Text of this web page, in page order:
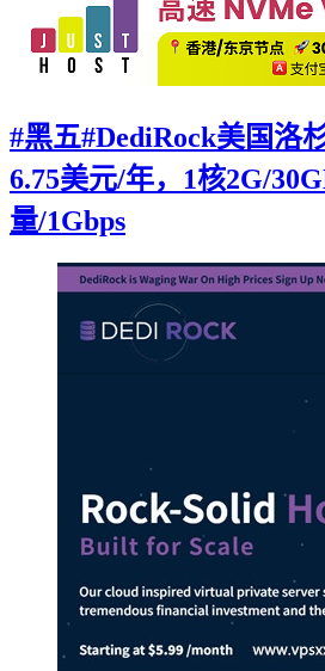
#黑五#DediRock美国洛
6.75美元/年，1核2G/
量/1Gbps